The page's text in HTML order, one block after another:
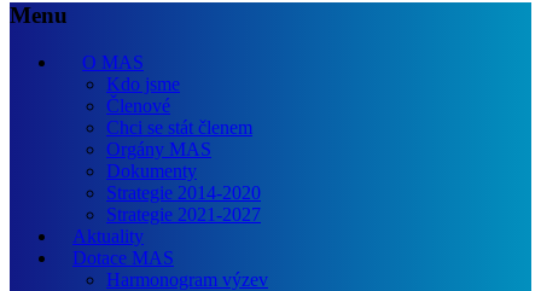
Menu
O MAS
Kdo jsme
Členové
Chci se stát členem
Orgány MAS
Dokumenty
Strategie 2014-2020
Strategie 2021-2027
Aktuality
Dotace MAS
Harmonogram výzev